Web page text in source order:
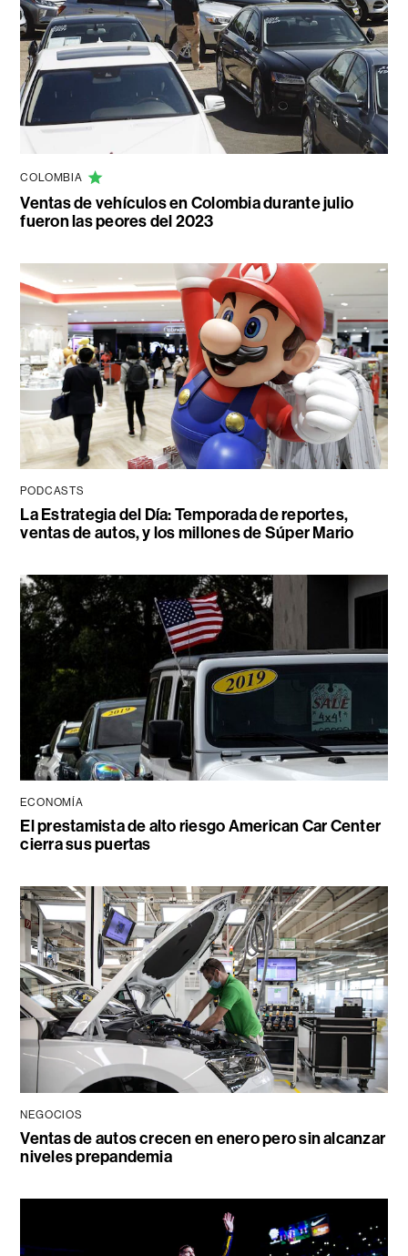
COLOMBIA
Ventas de vehículos en Colombia durante julio
fueron las peores del 2023
PODCASTS
La Estrategia del Día: Temporada de reportes,
ventas de autos, y los millones de Súper Mario
ECONOMÍA
El prestamista de alto riesgo American Car Center
cierra sus puertas
NEGOCIOS
Ventas de autos crecen en enero pero sin alcanzar
niveles prepandemia